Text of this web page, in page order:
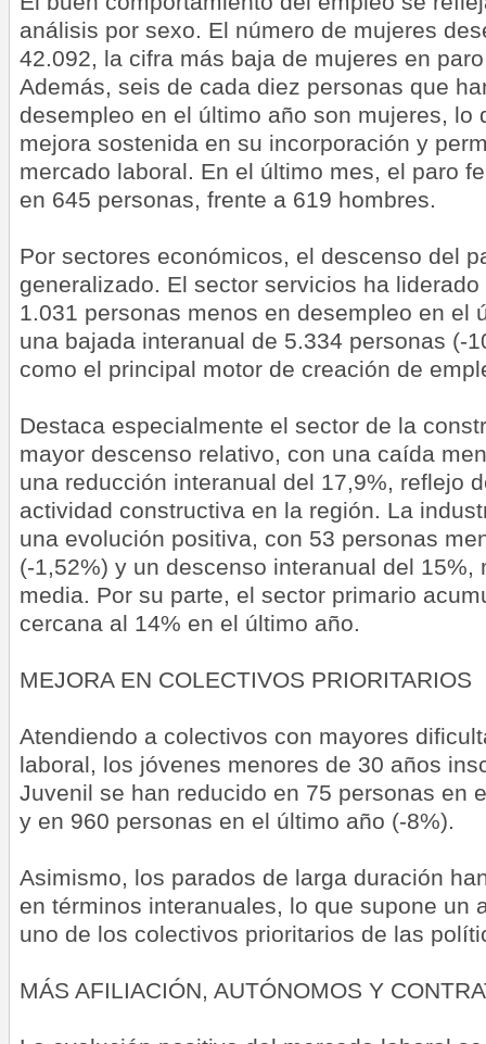
análisis por sexo. El número de mujeres
42.092, la cifra más baja de mujeres en
Además, seis de cada diez personas que
desempleo en el último año son mujeres, lo
mejora sostenida en su incorporación y
mercado laboral. En el último mes, el paro
en 645 personas, frente a 619 hombres.
Por sectores económicos, el descenso del
generalizado. El sector servicios ha
1.031 personas menos en desempleo en el
una bajada interanual de 5.334 personas (-
como el principal motor de creación de
Destaca especialmente el sector de la
mayor descenso relativo, con una caída
una reducción interanual del 17,9%, reflejo
actividad constructiva en la región. La
una evolución positiva, con 53 personas
(-1,52%) y un descenso interanual del 15%,
media. Por su parte, el sector primario
cercana al 14% en el último año.
MEJORA EN COLECTIVOS PRIORITARIOS
Atendiendo a colectivos con mayores
laboral, los jóvenes menores de 30 años
Juvenil se han reducido en 75 personas en
y en 960 personas en el último año (-8%).
Asimismo, los parados de larga duración
en términos interanuales, lo que supone un
uno de los colectivos prioritarios de las
MÁS AFILIACIÓN, AUTÓNOMOS Y